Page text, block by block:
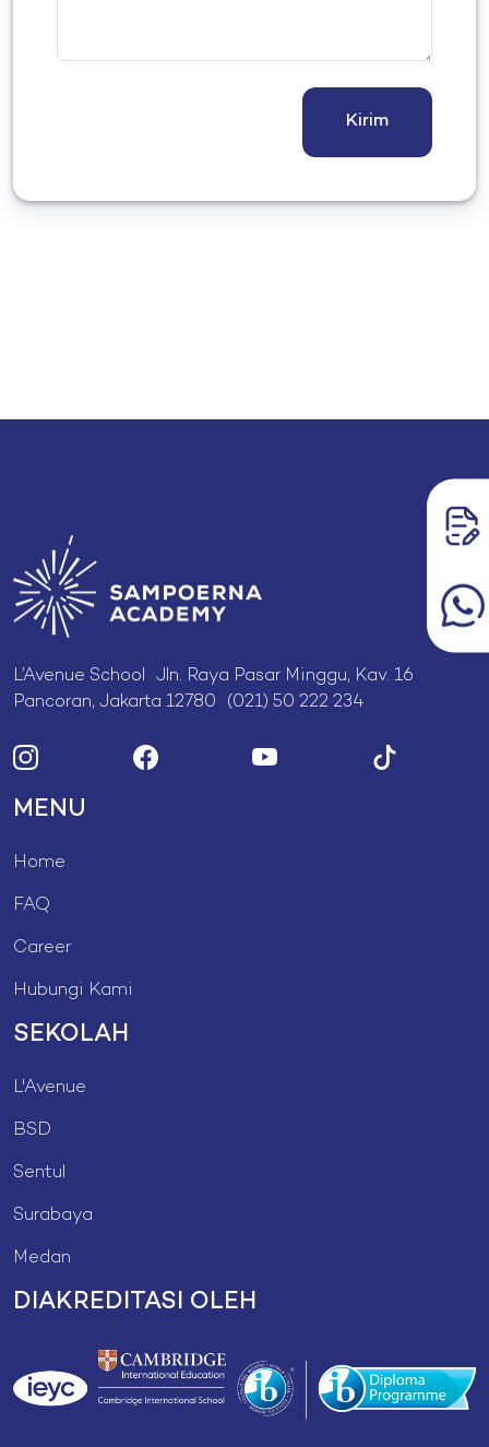
Kirim
L’Avenue School Jln. Raya Pasar Minggu, Kav. 16
Pancoran, Jakarta 12780 (021) 50 222 234
MENU
Home
FAQ
Career
Hubungi Kami
SEKOLAH
L'Avenue
BSD
Sentul
Surabaya
Medan
DIAKREDITASI OLEH